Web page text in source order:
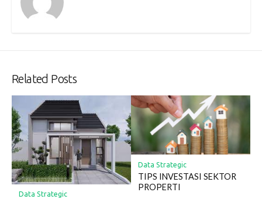
Related Posts
Data Strategic
Data Strategic
TIPS INVESTASI SEKTOR
PROPERTI